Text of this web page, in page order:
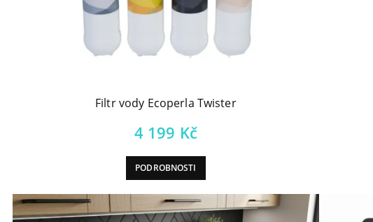
Filtr vody Ecoperla Twister
4 199 Kč
PODROBNOSTI